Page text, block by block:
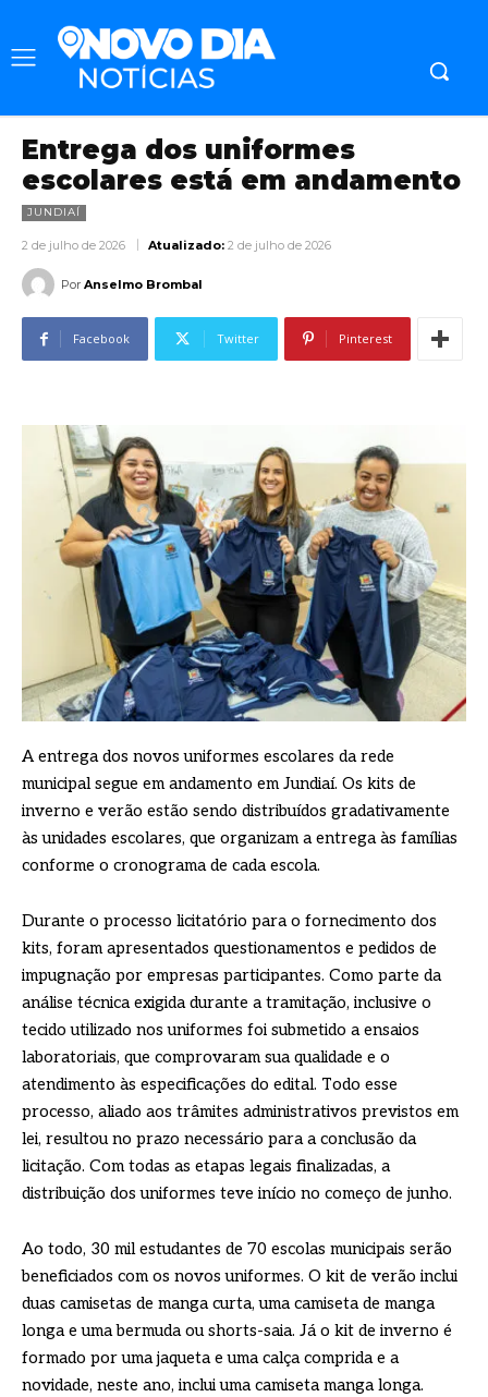
Entrega dos uniformes
escolares está em andamento
JUNDIAÍ
2 de julho de 2026 Atualizado: 2 de julho de 2026
Por Anselmo Brombal
Facebook Twitter Pinterest
A entrega dos novos uniformes escolares da rede
municipal segue em andamento em Jundiaí. Os kits de
inverno e verão estão sendo distribuídos gradativamente
às unidades escolares, que organizam a entrega às famílias
conforme o cronograma de cada escola.
Durante o processo licitatório para o fornecimento dos
kits, foram apresentados questionamentos e pedidos de
impugnação por empresas participantes. Como parte da
análise técnica exigida durante a tramitação, inclusive o
tecido utilizado nos uniformes foi submetido a ensaios
laboratoriais, que comprovaram sua qualidade e o
atendimento às especificações do edital. Todo esse
processo, aliado aos trâmites administrativos previstos em
lei, resultou no prazo necessário para a conclusão da
licitação. Com todas as etapas legais finalizadas, a
distribuição dos uniformes teve início no começo de junho.
Ao todo, 30 mil estudantes de 70 escolas municipais serão
beneficiados com os novos uniformes. O kit de verão inclui
duas camisetas de manga curta, uma camiseta de manga
longa e uma bermuda ou shorts-saia. Já o kit de inverno é
formado por uma jaqueta e uma calça comprida e a
novidade, neste ano, inclui uma camiseta manga longa.